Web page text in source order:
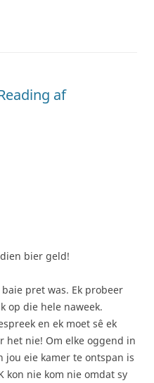
af
bier geld!
pret was. Ek probeer
op die hele naweek.
en ek moet sê ek
het nie! Om elke oggend in
jou eie kamer te ontspan is
kon nie kom nie omdat sy